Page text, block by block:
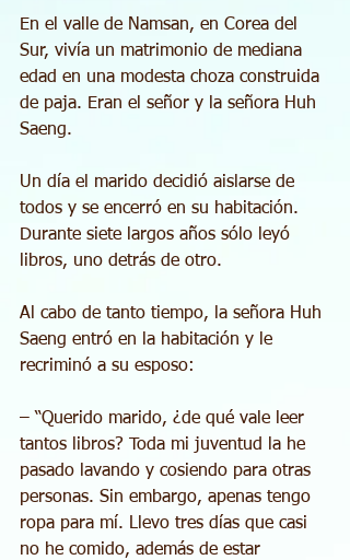
En el valle de Namsan, en Corea del
Sur, vivía un matrimonio de mediana
edad en una modesta choza construida
de paja. Eran el señor y la señora Huh
Saeng.
Un día el marido decidió aislarse de
todos y se encerró en su habitación.
Durante siete largos años sólo leyó
libros, uno detrás de otro.
Al cabo de tanto tiempo, la señora Huh
Saeng entró en la habitación y le
recriminó a su esposo:
– “Querido marido, ¿de qué vale leer
tantos libros? Toda mi juventud la he
pasado lavando y cosiendo para otras
personas. Sin embargo, apenas tengo
ropa para mí. Llevo tres días que casi
no he comido, además de estar